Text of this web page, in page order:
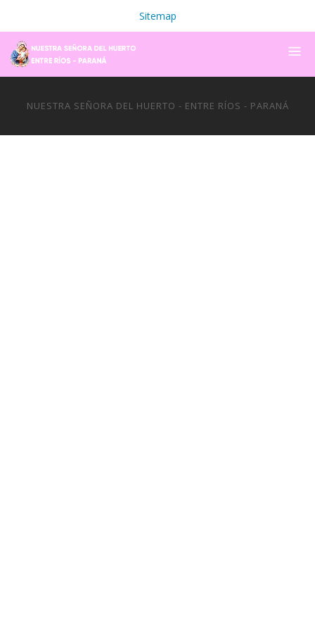
Sitemap
NUESTRA SEÑORA DEL HUERTO - ENTRE RÍOS - PARANÁ